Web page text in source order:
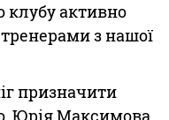
клубу активно
з нашої
призначити